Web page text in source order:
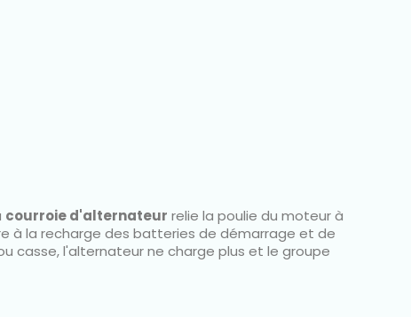
courroie d'alternateur relie la poulie du moteur à
à la recharge des batteries de démarrage et de
casse, l'alternateur ne charge plus et le groupe